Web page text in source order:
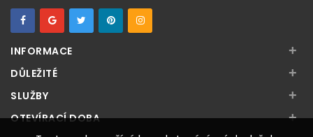
INFORMACE +
DŮLEŽITÉ +
SLUŽBY +
OTEVÍRACÍ DOBA +